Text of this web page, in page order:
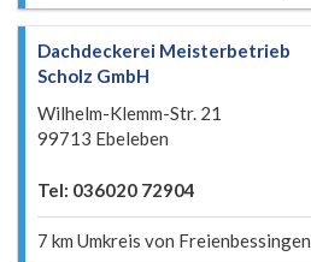
Dachdeckerei Meisterbetrieb
Scholz GmbH
Wilhelm-Klemm-Str. 21
99713 Ebeleben
Tel: 036020 72904
7 km Umkreis von Freienbessingen